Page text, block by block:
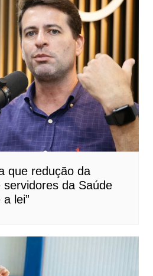
que redução da
servidores da Saúde
lei”